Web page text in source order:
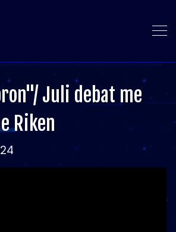
Juli debat me
Riken